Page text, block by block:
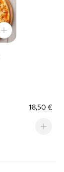
18,50 €